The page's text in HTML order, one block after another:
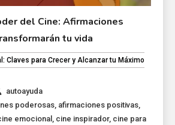
del Cine: Afirmaciones
tu vida
Claves para Crecer y Alcanzar tu Máximo
autoayuda
poderosas, afirmaciones positivas,
emocional , cine inspirador, cine para